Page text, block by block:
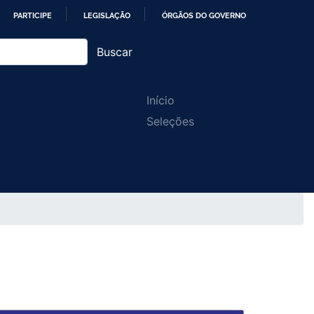
PARTICIPE LEGISLAÇÃO ÓRGÃOS DO GOVERNO
Buscar
Main
navigation
Início
Seleções